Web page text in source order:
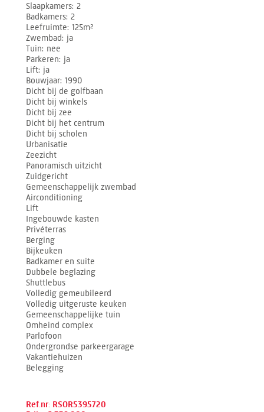
Slaapkamers 2
Badkamers 2
Leefruimte 125m²
Zwembad ja
Tuin nee
Parkeren ja
Lift ja
Bouwjaar 1990
Dicht bij de golfbaan
Dicht bij winkels
Dicht bij zee
Dicht bij het centrum
Dicht bij scholen
Urbanisatie
Zeezicht
Panoramisch uitzicht
Zuidgericht
Gemeenschappelijk zwembad
Airconditioning
Lift
Ingebouwde kasten
Privéterras
Berging
Bijkeuken
Badkamer en suite
Dubbele beglazing
Shuttlebus
Volledig gemeubileerd
Volledig uitgeruste keuken
Gemeenschappelijke tuin
Omheind complex
Parlofoon
Ondergrondse parkeergarage
Vakantiehuizen
Belegging
Ref.nr: RSOR5395720